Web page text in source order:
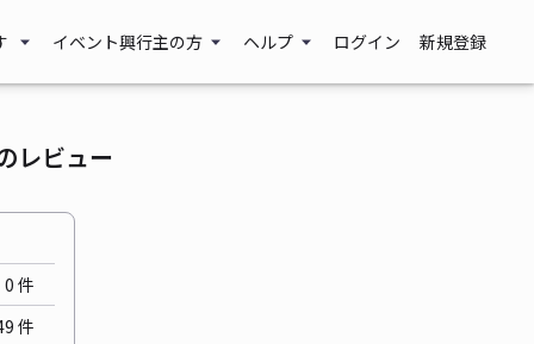
イベント興行主の方 ヘルプ ログイン 新規登録
レビュー
0 件
件